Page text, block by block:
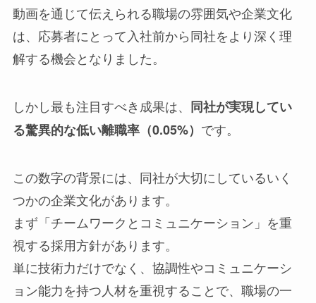
動画を通じて伝えられる職場の雰囲気や企業文化
は、応募者にとって入社前から同社をより深く理
解する機会となりました。
しかし最も注目すべき成果は、 同社が実現してい
る驚異的な低い離職率（0.05%） です。
この数字の背景には、同社が大切にしているいく
つかの企業文化があります。
まず「チームワークとコミュニケーション」を重
視する採用方針があります。
単に技術力だけでなく、協調性やコミュニケーシ
ョン能力を持つ人材を重視することで、職場の一